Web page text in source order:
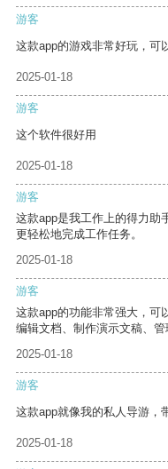
游客
这款app的游戏非常好玩，可
2025-01-18
游客
这个软件很好用
2025-01-18
游客
这款app是我工作上的得力助
更轻松地完成工作任务。
2025-01-18
游客
这款app的功能非常强大，可
编辑文档、制作演示文稿、管
2025-01-18
游客
这款app就像我的私人导游，
2025-01-18